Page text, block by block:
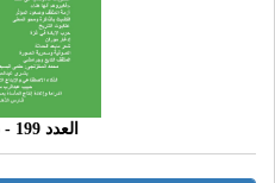
العدد 199 - 2026 Jul